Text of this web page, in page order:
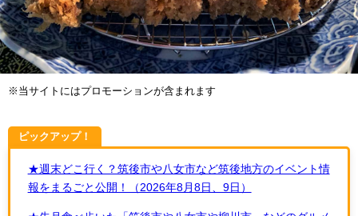
※当サイトにはプロモーションが含まれます
ピックアップ！
★週末どこ行く？筑後市や八女市など筑後地方のイベント情
報をまるごと公開！（2026年8月8日、9日）